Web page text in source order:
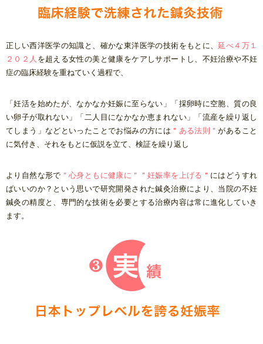
正しい西洋医学の知識と、確かな東洋医学の技術をもとに、延べ４万１
２０２人 を超える女性の美と健康をケアしサポートし、不妊治療や不妊
症の臨床経験を重ねていく過程で、
「妊活を始めたが、なかなか妊娠に至らない」「採卵時に空胞、質の良
い卵子が取れない」「二人目になかなか恵まれない」「流産を繰り返し
てしまう」 などといったことでお悩みの方には ＂ある法則＂があること
に気付き、それをもとに仮説を立て、検証を繰り返し
より自然な形で ＂心身ともに健康に＂＂妊娠率を上げる＂ にはどうすれ
ばいいのか？という思いで研究開発された鍼灸治療により、当院の不妊
鍼灸の精度と、専門的な技術を必要とする治療内容は常に進化していき
ます。